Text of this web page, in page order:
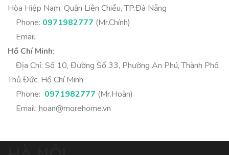
Hòa Hiệp Nam, Quận Liên Chiểu, TP.Đà Nẵng
Phone: 0971982777 (Mr.Chính)
Email:
Hồ Chí Minh:
Địa Chỉ: Số 10, Đường Số 33, Phường An Phú, Thành Phố
Thủ Đức, Hồ Chí Minh
Phone: 0971982777 (Mr.Hoàn)
Email: hoan@morehome.vn